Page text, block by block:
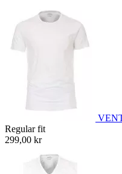
Regular fit
299,00 kr